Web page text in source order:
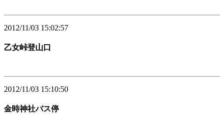
2012/11/03 15:02:57
乙女峠登山口
2012/11/03 15:10:50
金時神社バス停